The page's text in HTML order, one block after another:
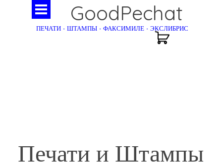
GoodPechat
ПЕЧАТИ - ШТАМПЫ - ФАКСИМИЛЕ - ЭКСЛИБРИС
Печати и Штампы